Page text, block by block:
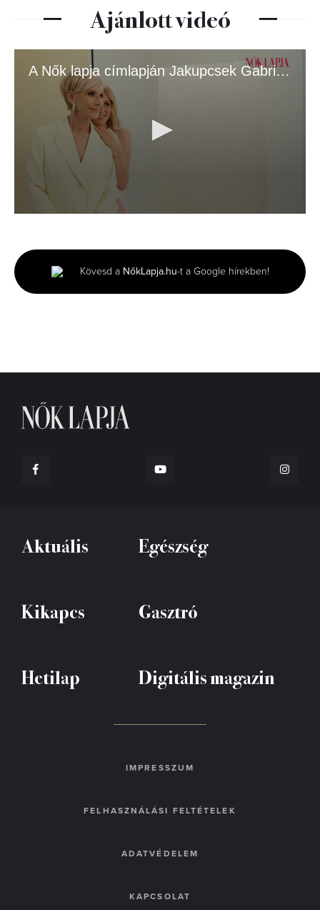
Ajánlott videó
A Nők lapja címlapján Jakupcsek Gabriella és lánya, Emma Róza
minutes,
51
seconds
Kövesd a NőkLapja.hu-t a Google hírekben!
Aktuális Egészség
Kikapcs Gasztró
Hetilap Digitális magazin
IMPRESSZUM
FELHASZNÁLÁSI FELTÉTELEK
ADATVÉDELEM
KAPCSOLAT